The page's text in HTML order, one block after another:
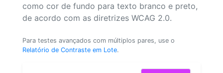
como cor de fundo para texto branco e preto,
de acordo com as diretrizes WCAG 2.0.
Para testes avançados com múltiplos pares, use o
Relatório de Contraste em Lote.